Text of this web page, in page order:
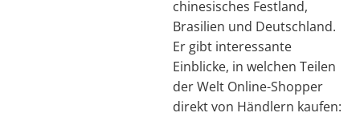
chinesisches Festland,
Brasilien und Deutschland.
Er gibt interessante
Einblicke, in welchen Teilen
der Welt Online-Shopper
direkt von Händlern kaufen: